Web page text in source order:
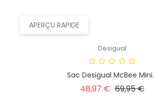
APERÇU RAPIDE
Desigual
Sac Desigual McBee
48,97 € Prix
69,95 €Prix